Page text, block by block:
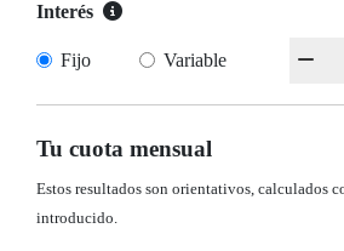
Interés
Fijo Variable
Tu cuota mensual
Estos resultados son orientativos, calculados
introducido.